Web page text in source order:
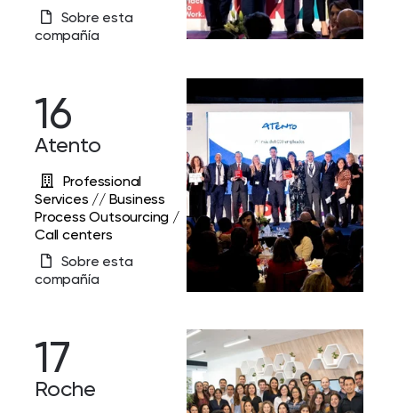
Sobre esta
compañía
16
Atento
Professional
Services // Business
Process Outsourcing /
Call centers
Sobre esta
compañía
17
Roche